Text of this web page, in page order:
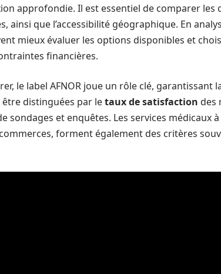
approfondie. Il est essentiel de comparer les
ainsi que l’accessibilité géographique. En
mieux évaluer les options disponibles et
financières.
le label AFNOR joue un rôle clé, garantissant
être distinguées par letaux de satisfaction des
sondages et enquêtes. Les services médicaux
forment également des critères